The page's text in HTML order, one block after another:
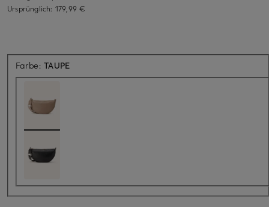
Ursprünglich: 179,99 €
Farbe:TAUPE